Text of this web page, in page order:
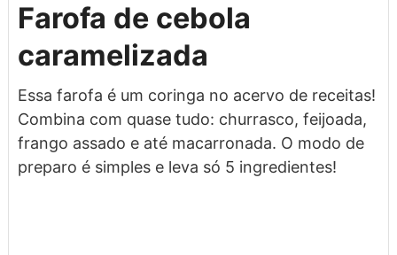
Farofa de cebola
caramelizada
Essa farofa é um coringa no acervo de receitas!
Combina com quase tudo: churrasco, feijoada,
frango assado e até macarronada. O modo de
preparo é simples e leva só 5 ingredientes!